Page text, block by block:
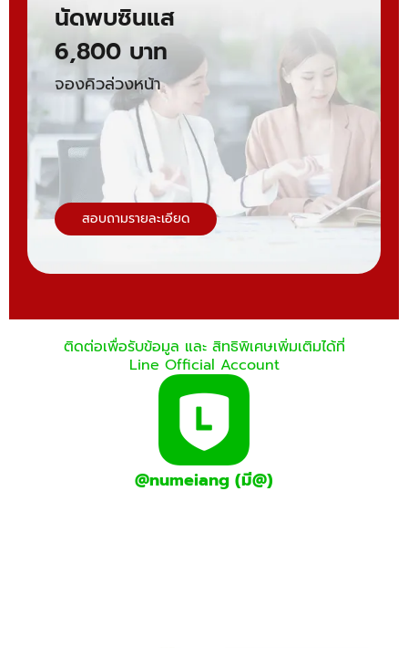
นัดพบซินแส
6,800 บาท
จองคิวล่วงหน้า
สอบถามรายละเอียด
ติดต่อเพื่อรับข้อมูล และ สิทธิพิเศษเพิ่มเติมได้ที่
Line Official Account
@numeiang (มี@)